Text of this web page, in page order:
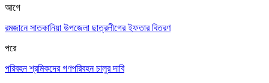
আগে
রমজানে সাতকানিয়া উপজেলা ছাত্রলীগের ইফতার বিতরণ
পরে
পরিবহন শ্রমিকদের গণপরিবহন চালুর দাবি